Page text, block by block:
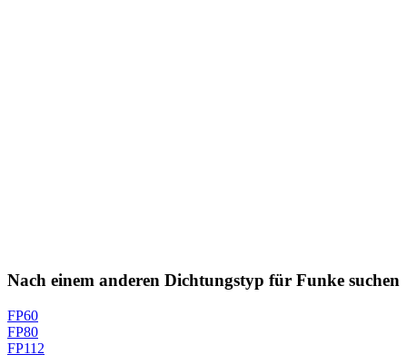
Nach einem anderen Dichtungstyp für Funke suchen
FP60
FP80
FP112